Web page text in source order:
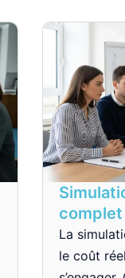
La
le coût